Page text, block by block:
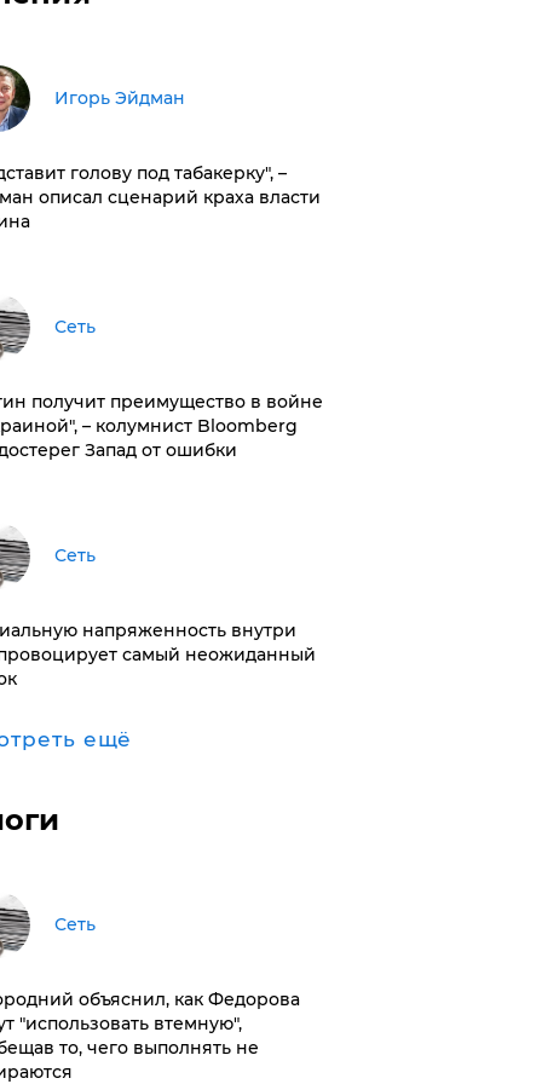
Игорь Эйдман
голову под табакерку", –
описал сценарий краха власти
Сеть
получит преимущество в войне
– колумнист Bloomberg
Запад от ошибки
Сеть
напряженность внутри
самый неожиданный
ещё
Сеть
объяснил, как Федорова
"использовать втемную",
то, чего выполнять не